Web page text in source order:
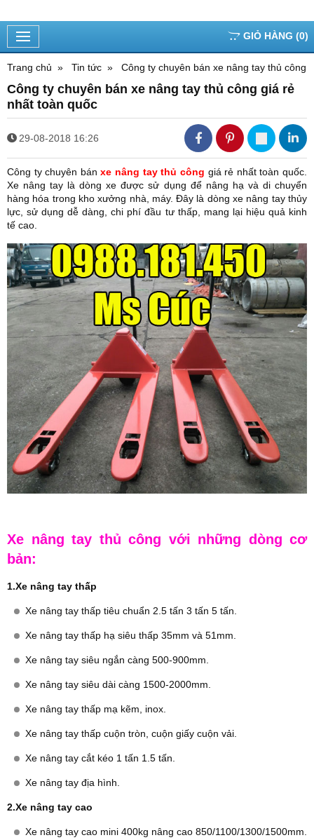
GIỎ HÀNG (0)
Trang chủ Tin tức Công ty chuyên bán xe nâng tay thủ công
Công ty chuyên bán xe nâng tay thủ công giá rẻ
nhất toàn quốc
29-08-2018 16:26
Công ty chuyên bánxe nâng tay thủ công giá rẻ nhất toàn quốc.
Xe nâng tay là dòng xe được sử dụng để nâng hạ và di chuyển
hàng hóa trong kho xưởng nhà, máy. Đây là dòng xe nâng tay thủy
lực, sử dụng dễ dàng, chi phí đầu tư thấp, mang lại hiệu quả kinh
tế cao.
Xe nâng tay thủ công với những dòng cơ
bản:
1.Xe nâng tay thấp
Xe nâng tay thấp tiêu chuẩn 2.5 tấn 3 tấn 5 tấn.
Xe nâng tay thấp hạ siêu thấp 35mm và 51mm.
Xe nâng tay siêu ngắn càng 500-900mm.
Xe nâng tay siêu dài càng 1500-2000mm.
Xe nâng tay thấp mạ kẽm, inox.
Xe nâng tay thấp cuộn tròn, cuộn giấy cuộn vải.
Xe nâng tay cắt kéo 1 tấn 1.5 tấn.
Xe nâng tay địa hình.
2.Xe nâng tay cao
Xe nâng tay cao mini 400kg nâng cao 850/1100/1300/1500mm.